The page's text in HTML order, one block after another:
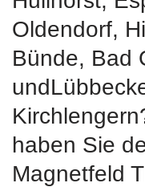
Oldendorf,
Bünde, Bad
haben Sie
Magnetfeld